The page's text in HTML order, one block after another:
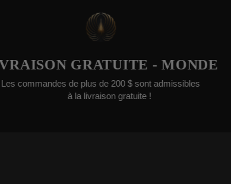
GRATUITE - MONDE
de plus de 200 $ sont admissibles
à la livraison gratuite !